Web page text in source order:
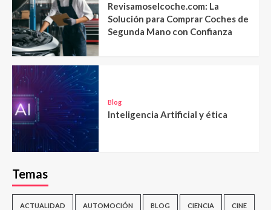
Revisamoselcoche.com: La
Solución para Comprar Coches de
Segunda Mano con Confianza
Blog
Inteligencia Artificial y ética
Temas
ACTUALIDAD AUTOMOCIÓN BLOG CIENCIA CINE